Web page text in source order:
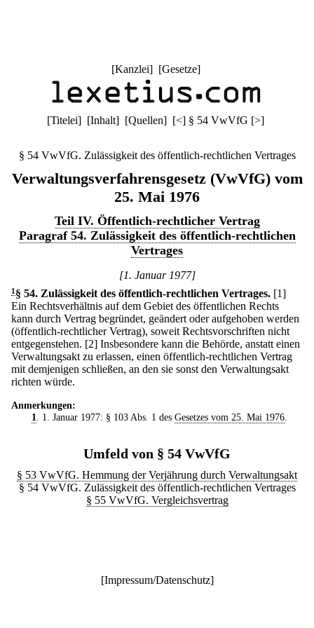
[Kanzlei] [Gesetze]
[Titelei] [Inhalt] [Quellen] [<] § 54 VwVfG [>]
§ 54 VwVfG. Zulässigkeit des öffentlich-rechtlichen Vertrages
Verwaltungsverfahrensgesetz (VwVfG) vom
25. Mai 1976
Teil IV. Öffentlich-rechtlicher Vertrag
Paragraf 54. Zulässigkeit des öffentlich-rechtlichen
Vertrages
[1. Januar 1977]
1 § 54. Zulässigkeit des öffentlich-rechtlichen Vertrages. [1]
Ein Rechtsverhältnis auf dem Gebiet des öffentlichen Rechts
kann durch Vertrag begründet, geändert oder aufgehoben werden
(öffentlich-rechtlicher Vertrag), soweit Rechtsvorschriften nicht
entgegenstehen. [2] Insbesondere kann die Behörde, anstatt einen
Verwaltungsakt zu erlassen, einen öffentlich-rechtlichen Vertrag
mit demjenigen schließen, an den sie sonst den Verwaltungsakt
richten würde.
Anmerkungen:
1
. 1. Januar 1977: § 103 Abs. 1 des Gesetzes vom 25. Mai 1976.
Umfeld von § 54 VwVfG
§ 53 VwVfG. Hemmung der Verjährung durch Verwaltungsakt
§ 54 VwVfG. Zulässigkeit des öffentlich-rechtlichen Vertrages
§ 55 VwVfG. Vergleichsvertrag
[Impressum/Datenschutz]